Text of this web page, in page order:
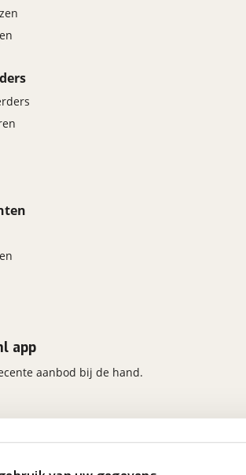
15
app
aanbod bij de hand.